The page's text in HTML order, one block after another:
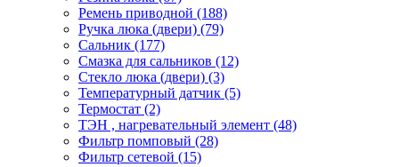
Ремень приводной (188)
Ручка люка (двери) (79)
Сальник (177)
Смазка для сальников (12)
Стекло люка (двери) (3)
Температурный датчик (5)
Термостат (2)
ТЭН , нагревательный элемент (48)
Фильтр помповый (28)
Фильтр сетевой (15)